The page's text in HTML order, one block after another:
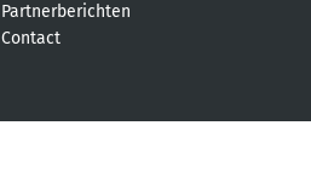
Partnerberichten
Contact